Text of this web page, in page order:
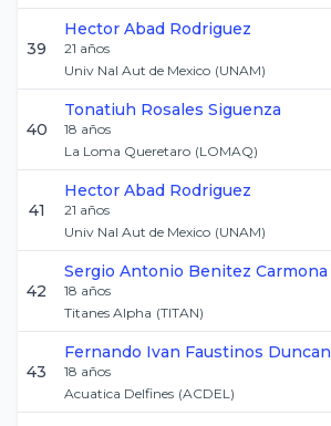
39
Hector Abad Rodriguez
21 años
Univ Nal Aut de Mexico (UNAM)
40
Tonatiuh Rosales Siguenza
18 años
La Loma Queretaro (LOMAQ)
41
Hector Abad Rodriguez
21 años
Univ Nal Aut de Mexico (UNAM)
42
Sergio Antonio Benitez Carmona
18 años
Titanes Alpha (TITAN)
43
Fernando Ivan Faustinos Duncan
18 años
Acuatica Delfines (ACDEL)